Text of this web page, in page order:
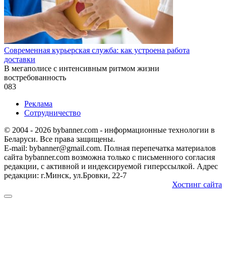
Современная курьерская служба: как устроена работа
доставки
В мегаполисе с интенсивным ритмом жизни
востребованность
083
Реклама
Сотрудничество
© 2004 - 2026 bybanner.com - информационные технологии в
Беларуси. Все права защищены.
E-mail: bybanner@gmail.com. Полная перепечатка материалов
сайта bybanner.com возможна только с письменного согласия
редакции, с активной и индексируемой гиперссылкой. Адрес
редакции: г.Минск, ул.Бровки, 22-7
Хостинг сайта